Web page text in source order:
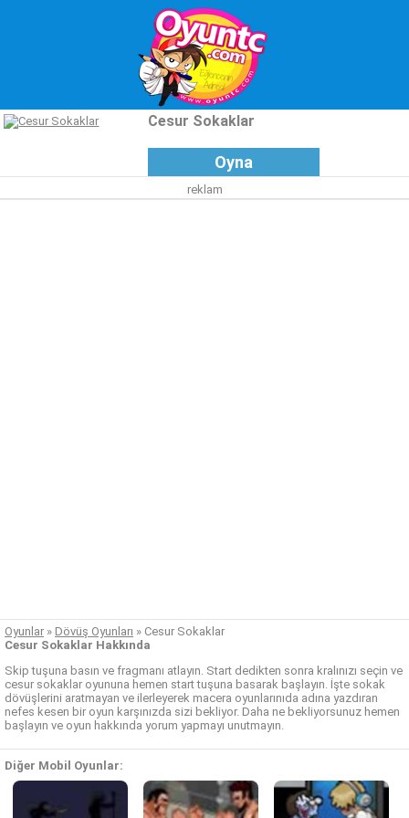
Cesur Sokaklar
Oyna
reklam
Oyunlar » Dövüş Oyunları » Cesur Sokaklar
Cesur Sokaklar Hakkında
Skip tuşuna basın ve fragmanı atlayın. Start dedikten sonra kralınızı seçin ve
cesur sokaklar oyununa hemen start tuşuna basarak başlayın. İşte sokak
dövüşlerini aratmayan ve ilerleyerek macera oyunlarınıda adına yazdıran
nefes kesen bir oyun karşınızda sizi bekliyor. Daha ne bekliyorsunuz hemen
başlayın ve oyun hakkında yorum yapmayı unutmayın.
Diğer Mobil Oyunlar: